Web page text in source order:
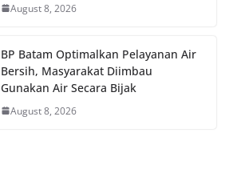
August 8, 2026
BP Batam Optimalkan Pelayanan Air
Bersih, Masyarakat Diimbau
Gunakan Air Secara Bijak
August 8, 2026